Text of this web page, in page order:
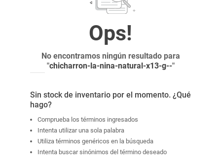
No encontramos ningún resultado para
"chicharron-la-nina-natural-x13-g--"
Sin stock de inventario por el momento. ¿Qué
hago?
Comprueba los términos ingresados
Intenta utilizar una sola palabra
Utiliza términos genéricos en la búsqueda
Intenta buscar sinónimos del término deseado